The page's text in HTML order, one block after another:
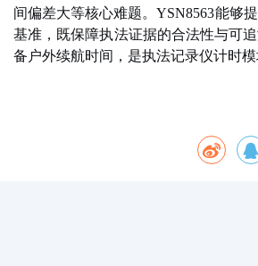
间偏差大等核心难题。YSN8563能够
基准，既保障执法证据的合法性与可
备户外续航时间，是执法记录仪计时模